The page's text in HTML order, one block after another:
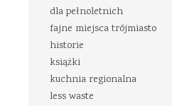
dla pełnoletnich
fajne miejsca trójmiasto
historie
książki
kuchnia regionalna
less waste